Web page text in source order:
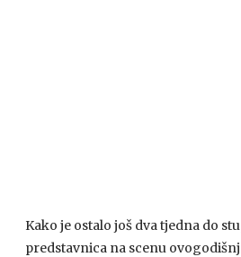
Kako je ostalo još dva tjedna do
predstavnica na scenu